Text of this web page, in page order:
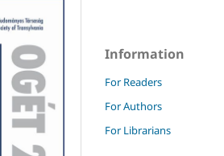
Information
For Readers
For Authors
For Librarians